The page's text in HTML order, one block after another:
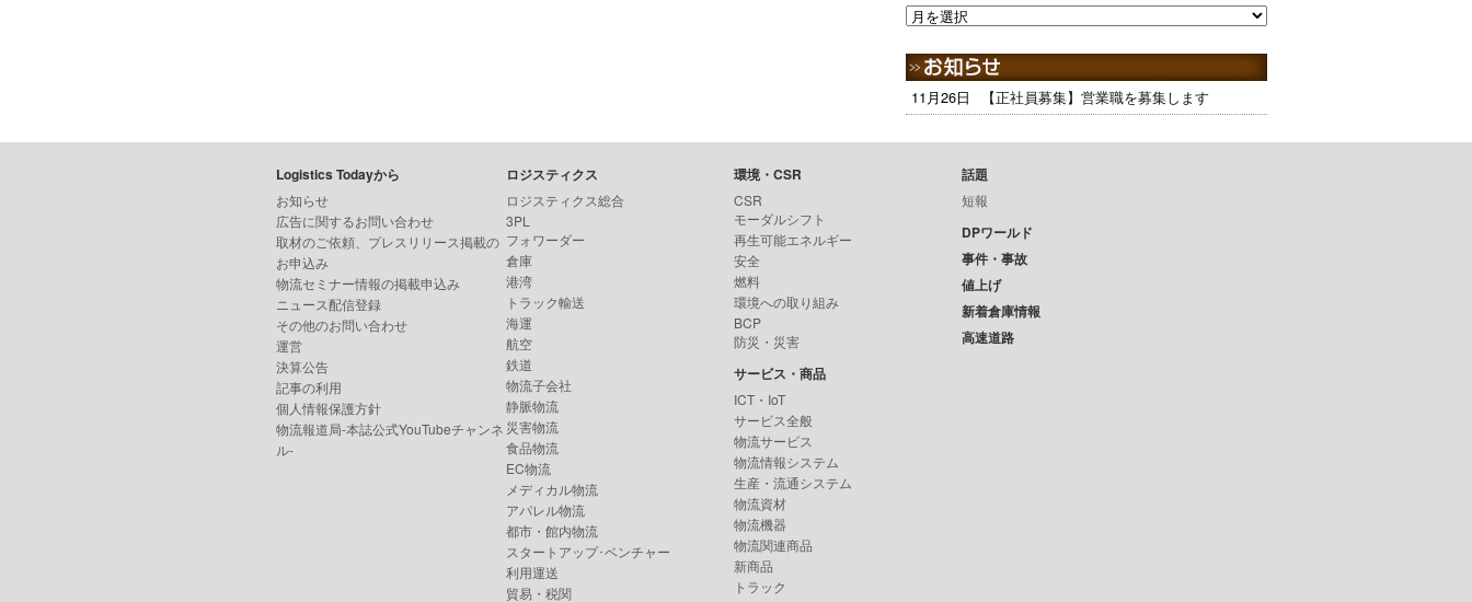
11月26日 【正社員募集】営業職を募集します
Logistics Todayから
お知らせ
広告に関するお問い合わせ
取材のご依頼、プレスリリース掲載の
お申込み
物流セミナー情報の掲載申込み
ニュース配信登録
その他のお問い合わせ
運営
決算公告
記事の利用
個人情報保護方針
物流報道局-本誌公式YouTubeチャンネ
ル-
ロジスティクス
ロジスティクス総合
3PL
フォワーダー
倉庫
港湾
トラック輸送
海運
航空
鉄道
物流子会社
静脈物流
災害物流
食品物流
EC物流
メディカル物流
アパレル物流
都市・館内物流
スタートアップ･ベンチャー
利用運送
貿易・税関
環境・CSR
CSR
モーダルシフト
再生可能エネルギー
安全
燃料
環境への取り組み
BCP
防災・災害
サービス・商品
ICT・IoT
サービス全般
物流サービス
物流情報システム
生産・流通システム
物流資材
物流機器
物流関連商品
新商品
トラック
話題
短報
DPワールド
事件・事故
値上げ
新着倉庫情報
高速道路